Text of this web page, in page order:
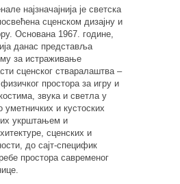
најзначајнија је светска
сценском дизајну и
Основана 1967. године,
данас представља
за истраживање
сценског стваралаштва –
простора за игру и
звука и светла у
уметничких и кустоских
укрштањем и
сценских и
до сајт-специфик
простора савременог